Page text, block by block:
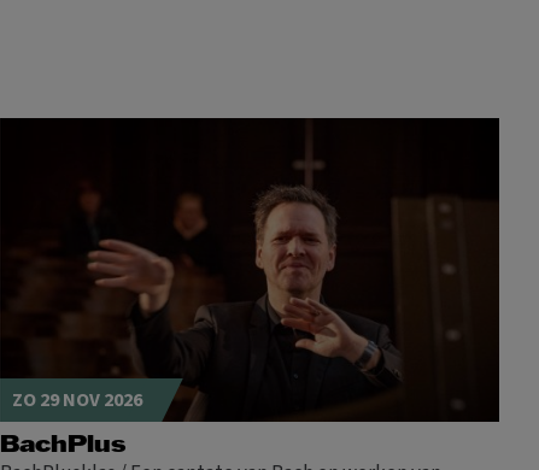
ZO 29 NOV 2026
BachPlus